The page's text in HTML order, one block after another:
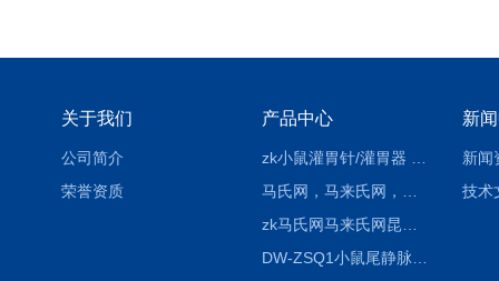
关于我们
公司简介
荣誉资质
产品中心 新
新闻
技术